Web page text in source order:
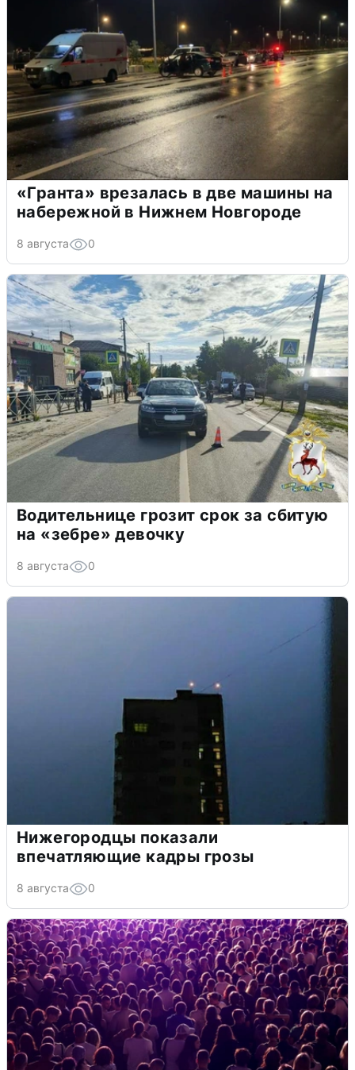
«Гранта» врезалась в две машины на
набережной в Нижнем Новгороде
8 августа 0
Водительнице грозит срок за сбитую
на «зебре» девочку
8 августа 0
Нижегородцы показали
впечатляющие кадры грозы
8 августа 0